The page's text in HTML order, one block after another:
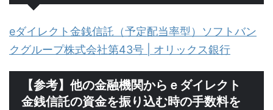
eダイレクト金銭信託（予定配当率型）ソフトバン
クグループ株式会社第43号 | オリックス銀行
【参考】他の金融機関からｅダイレクト
金銭信託の資金を振り込む時の手数料を